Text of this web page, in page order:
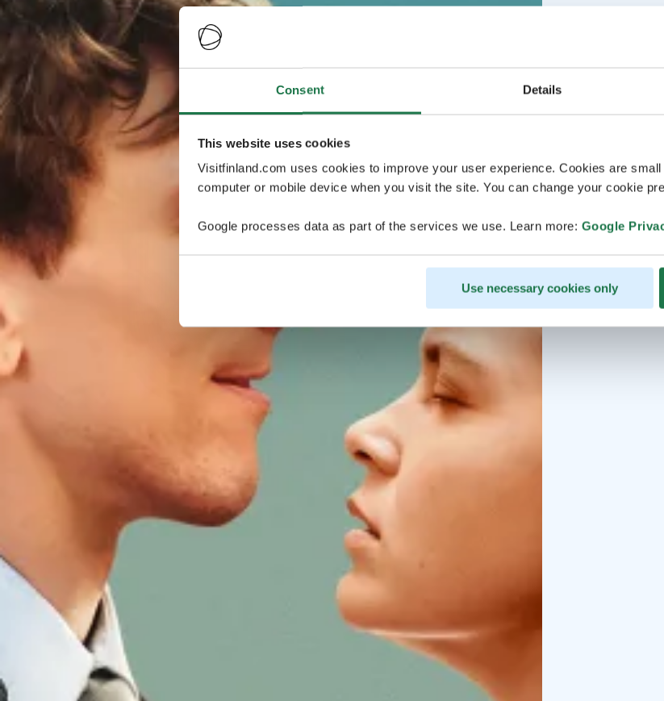
Consent Details
This website uses cookies
Visitfinland.com uses cookies to improve your user experience. Cookies are
computer or mobile device when you visit the site. You can change your cookie
Google processes data as part of the services we use. Learn more: Google
Use necessary cookies only